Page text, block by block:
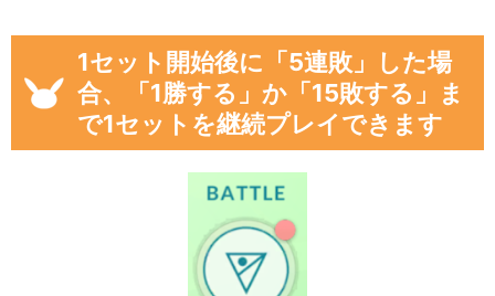
1セット開始後に「5連敗」した場
合、「1勝する」か「15敗する」ま
で1セットを継続プレイできます